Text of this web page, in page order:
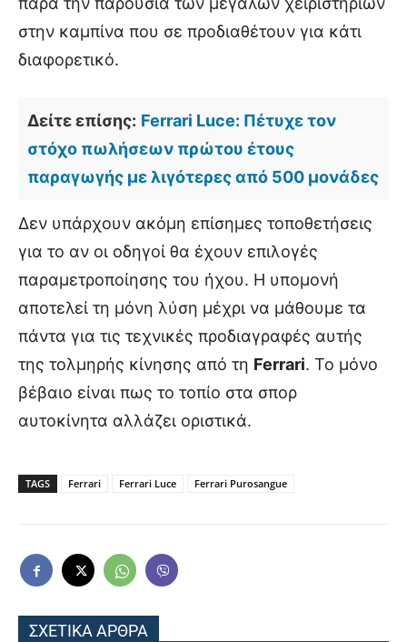
στην καμπίνα που σε προδιαθέτουν για κάτι
διαφορετικό.
Δείτε επίσης: Ferrari Luce: Πέτυχε τον
στόχο πωλήσεων πρώτου έτους
παραγωγής με λιγότερες από 500 μονάδες
Δεν υπάρχουν ακόμη επίσημες τοποθετήσεις
για το αν οι οδηγοί θα έχουν επιλογές
παραμετροποίησης του ήχου. Η υπομονή
αποτελεί τη μόνη λύση μέχρι να μάθουμε τα
πάντα για τις τεχνικές προδιαγραφές αυτής
της τολμηρής κίνησης από τη Ferrari. Το μόνο
βέβαιο είναι πως το τοπίο στα σπορ
αυτοκίνητα αλλάζει οριστικά.
TAGS Ferrari Ferrari Luce Ferrari Purosangue
ΣΧΕΤΙΚΑ ΑΡΘΡΑ